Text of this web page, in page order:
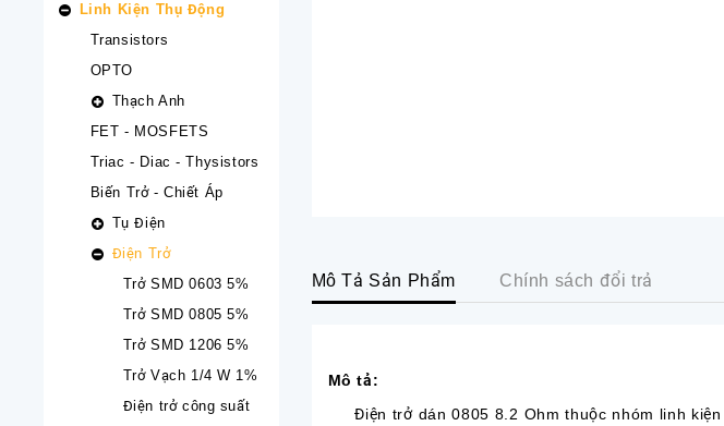
Linh Kiện Thụ Động
Transistors
OPTO
Thạch Anh
FET - MOSFETS
Triac - Diac - Thysistors
Biến Trở - Chiết Áp
Tụ Điện
Điện Trở
Trở SMD 0603 5%
Trở SMD 0805 5%
Trở SMD 1206 5%
Trở Vạch 1/4 W 1%
Điện trở công suất
Mô Tả Sản Phẩm Chính sách đổi trả
Mô tả:
Điện trở dán 0805 8.2 Ohm thuộc nhóm linh